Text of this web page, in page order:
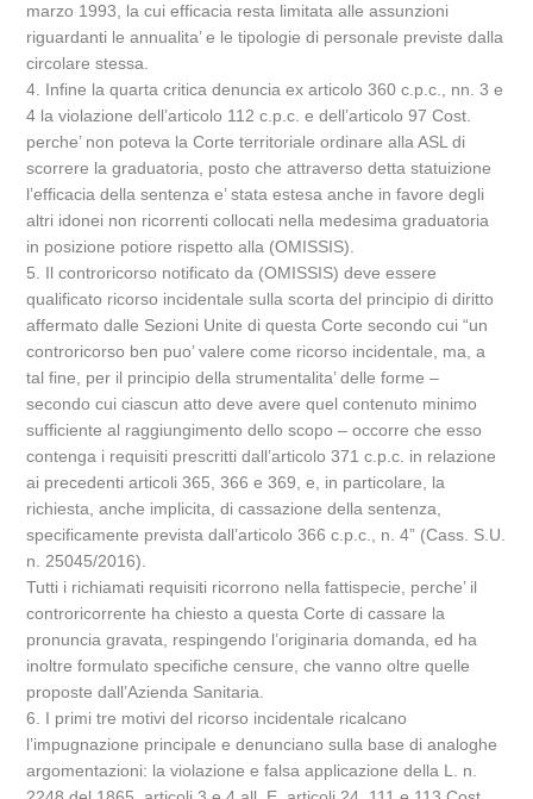
marzo 1993, la cui efficacia resta limitata alle assunzioni
riguardanti le annualita’ e le tipologie di personale previste dalla
circolare stessa.
4. Infine la quarta critica denuncia ex articolo 360 c.p.c., nn. 3 e
4 la violazione dell’articolo 112 c.p.c. e dell’articolo 97 Cost.
perche’ non poteva la Corte territoriale ordinare alla ASL di
scorrere la graduatoria, posto che attraverso detta statuizione
l’efficacia della sentenza e’ stata estesa anche in favore degli
altri idonei non ricorrenti collocati nella medesima graduatoria
in posizione potiore rispetto alla (OMISSIS).
5. Il controricorso notificato da (OMISSIS) deve essere
qualificato ricorso incidentale sulla scorta del principio di diritto
affermato dalle Sezioni Unite di questa Corte secondo cui “un
controricorso ben puo’ valere come ricorso incidentale, ma, a
tal fine, per il principio della strumentalita’ delle forme –
secondo cui ciascun atto deve avere quel contenuto minimo
sufficiente al raggiungimento dello scopo – occorre che esso
contenga i requisiti prescritti dall’articolo 371 c.p.c. in relazione
ai precedenti articoli 365, 366 e 369, e, in particolare, la
richiesta, anche implicita, di cassazione della sentenza,
specificamente prevista dall’articolo 366 c.p.c., n. 4” (Cass. S.U.
n. 25045/2016).
Tutti i richiamati requisiti ricorrono nella fattispecie, perche’ il
controricorrente ha chiesto a questa Corte di cassare la
pronuncia gravata, respingendo l’originaria domanda, ed ha
inoltre formulato specifiche censure, che vanno oltre quelle
proposte dall’Azienda Sanitaria.
6. I primi tre motivi del ricorso incidentale ricalcano
l’impugnazione principale e denunciano sulla base di analoghe
argomentazioni: la violazione e falsa applicazione della L. n.